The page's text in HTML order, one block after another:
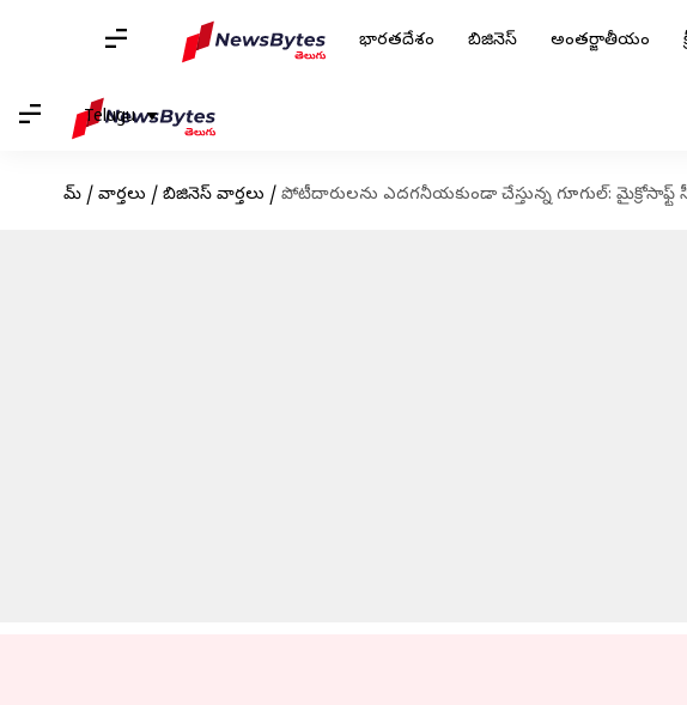
భారతదేశం బిజినెస్ అంతర్జాతీయం
Telugu
హోమ్ / వార్తలు / బిజినెస్ వార్తలు / పోటీదారులను ఎదగనీయకుండా చేస్తున్న గూగుల్: